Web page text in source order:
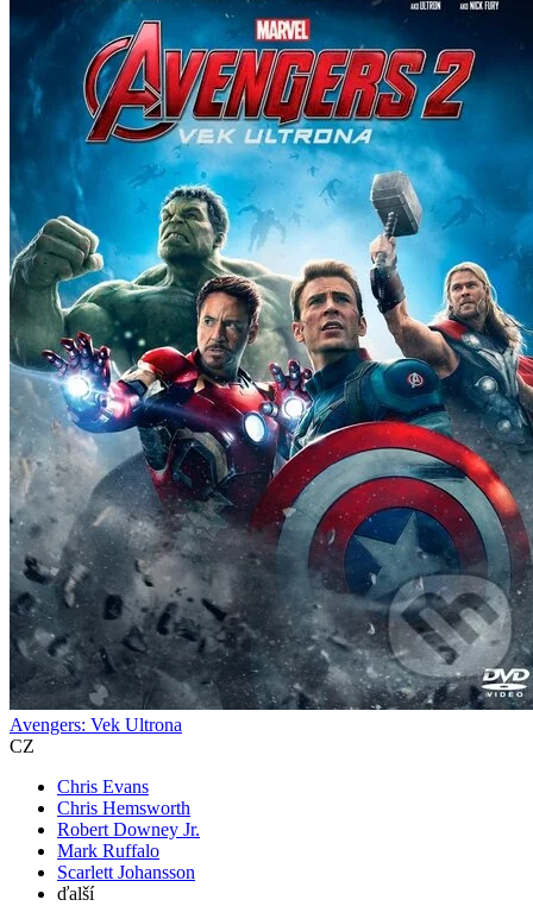
Avengers: Vek Ultrona
CZ
Chris Evans
Chris Hemsworth
Robert Downey Jr.
Mark Ruffalo
Scarlett Johansson
ďalší